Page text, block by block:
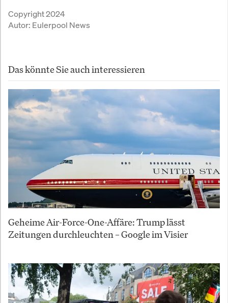
Copyright 2024
Autor: Eulerpool News
Das könnte Sie auch interessieren
Geheime Air-Force-One-Affäre: Trump lässt
Zeitungen durchleuchten – Google im Visier